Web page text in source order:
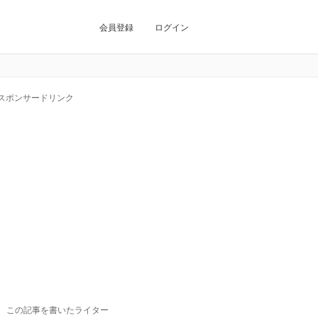
会員登録 ログイン
ポンサードリンク
この記事を書いたライター